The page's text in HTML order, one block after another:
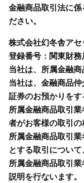
金融商品取引法に係
ださい。
株式会社幻冬舎アセ
登録番号：関東財
当社は、所属金融商
当社は、金融商品
証券のお預かりをす
所属金融商品取引
者がお客様の取引の
所属金融商品取引
とする取引について
所属金融商品取引
説明を行ないます。